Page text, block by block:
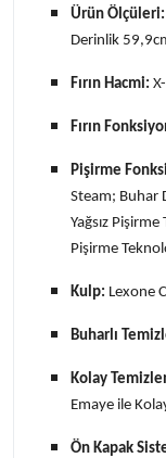
Ürün Ölçüleri:
Derinlik
Fırın Hacmi:
Fırın
Pişirme
Steam; Buhar
Yağsız
Pişirme
Kulp: Lexone
Buharlı
Kolay
Emaye ile
Ön Kapak